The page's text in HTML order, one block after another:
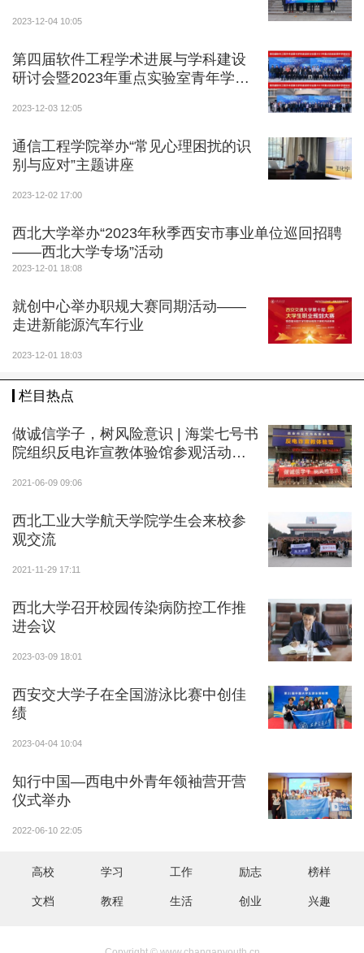
我校副校长（主持行政工作）孙庆伟致辞
2023-12-04 10:05
第四届软件工程学术进展与学科建设
研讨会暨2023年重点实验室青年学者
2023-12-03 12:05
通信工程学院举办“常见心理困扰的识
别与应对”主题讲座
2023-12-02 17:00
西北大学举办“2023年秋季西安市事业单位巡回招聘
——西北大学专场”活动
2023-12-01 18:08
就创中心举办职规大赛同期活动——
走进新能源汽车行业
2023-12-01 18:03
栏目热点
做诚信学子，树风险意识 | 海棠七号书
院组织反电诈宣教体验馆参观活动提
2021-06-09 09:06
西北工业大学航天学院学生会来校参
观交流
2021-11-29 17:11
西北大学召开校园传染病防控工作推
进会议
2023-03-09 18:01
西安交大学子在全国游泳比赛中创佳
绩
2023-04-04 10:04
知行中国—西电中外青年领袖营开营
仪式举办
2022-06-10 22:05
高校 学习 工作 励志 榜样
文档 教程 生活 创业 兴趣